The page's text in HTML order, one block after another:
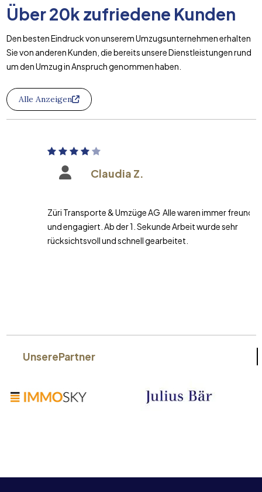
Über20k zufriedene Kunden
Den besten Eindruck von unserem Umzugsunternehmen erhalten
Sie von anderen Kunden, die bereits unsere Dienstleistungen rund
um den Umzug in Anspruch genommen haben.
Alle Anzeigen
Claudia Z.
Züri Transporte & Umzüge AG Alle waren immer freundlich
und engagiert. Ab der 1. Sekunde Arbeit wurde sehr
rücksichtsvoll und schnell gearbeitet.
UnserePartner